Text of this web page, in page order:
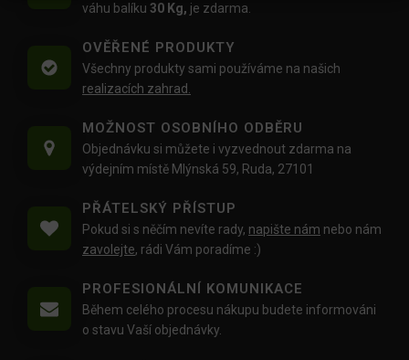
váhu balíku 30 Kg, je zdarma.
OVĚŘENÉ PRODUKTY
Všechny produkty sami používáme na našich
realizacích zahrad.
MOŽNOST OSOBNÍHO ODBĚRU
Objednávku si můžete i vyzvednout zdarma na
výdejním místě Mlýnská 59, Ruda, 27101
PŘÁTELSKÝ PŘÍSTUP
Pokud si s něčím nevíte rady, napište nám nebo nám
zavolejte, rádi Vám poradíme :)
PROFESIONÁLNÍ KOMUNIKACE
Během celého procesu nákupu budete informováni
o stavu Vaší objednávky.